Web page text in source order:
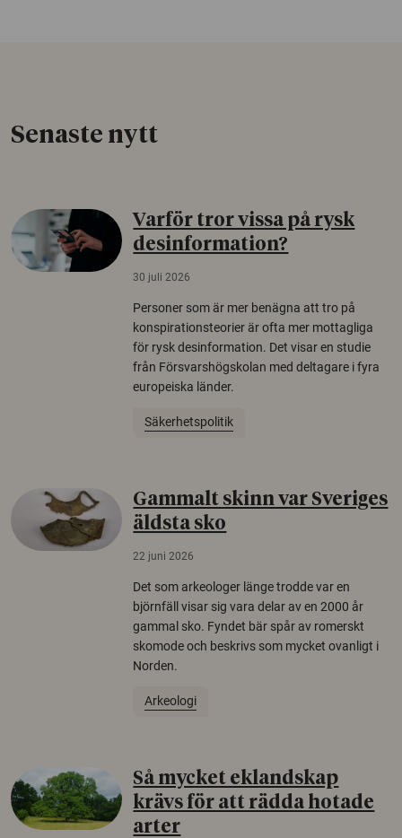
Senaste nytt
Varför tror vissa på rysk
desinformation?
30 juli 2026
Personer som är mer benägna att tro på
konspirationsteorier är ofta mer mottagliga
för rysk desinformation. Det visar en studie
från Försvarshögskolan med deltagare i fyra
europeiska länder.
Säkerhetspolitik
Gammalt skinn var Sveriges
äldsta sko
22 juni 2026
Det som arkeologer länge trodde var en
björnfäll visar sig vara delar av en 2000 år
gammal sko. Fyndet bär spår av romerskt
skomode och beskrivs som mycket ovanligt i
Norden.
Arkeologi
Så mycket eklandskap
krävs för att rädda hotade
arter